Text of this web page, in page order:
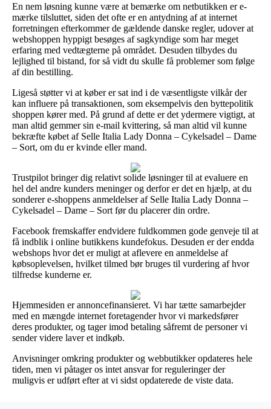
En nem løsning kunne være at bemærke om netbutikken er e-
mærke tilsluttet, siden det ofte er en antydning af at internet
forretningen efterkommer de gældende danske regler, udover at
webshoppen hyppigt besøges af sagkyndige som har meget
erfaring med vedtægterne på området. Desuden tilbydes du
lejlighed til bistand, for så vidt du skulle få problemer som følge
af din bestilling.
Ligeså støtter vi at køber er sat ind i de væsentligste vilkår der
kan influere på transaktionen, som eksempelvis den byttepolitik
shoppen kører med. På grund af dette er det ydermere vigtigt, at
man altid gemmer sin e-mail kvittering, så man altid vil kunne
bekræfte købet af Selle Italia Lady Donna – Cykelsadel – Dame
– Sort, om du er kvinde eller mand.
Trustpilot bringer dig relativt solide løsninger til at evaluere en
hel del andre kunders meninger og derfor er det en hjælp, at du
sonderer e-shoppens anmeldelser af Selle Italia Lady Donna –
Cykelsadel – Dame – Sort før du placerer din ordre.
Facebook fremskaffer endvidere fuldkommen gode genveje til at
få indblik i online butikkens kundefokus. Desuden er der endda
webshops hvor det er muligt at aflevere en anmeldelse af
købsoplevelsen, hvilket tilmed bør bruges til vurdering af hvor
tilfredse kunderne er.
Hjemmesiden er annoncefinansieret. Vi har tætte samarbejder
med en mængde internet foretagender hvor vi markedsfører
deres produkter, og tager imod betaling såfremt de personer vi
sender videre laver et indkøb.
Anvisninger omkring produkter og webbutikker opdateres hele
tiden, men vi påtager os intet ansvar for reguleringer der
muligvis er udført efter at vi sidst opdaterede de viste data.